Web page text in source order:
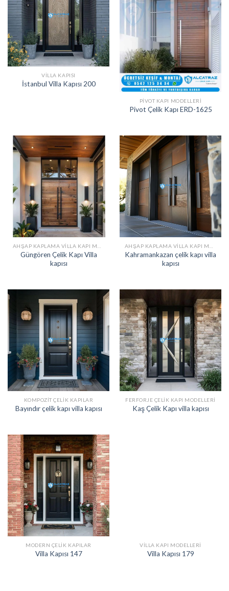
VILLA KAPISI
İstanbul Villa Kapısı 200
PIVOT KAPI MODELLERI
Pivot Çelik Kapı ERD-1625
Güngören Çelik Kapı Villa
kapısı
Kahramankazan çelik kapı villa
kapısı
KOMPOZIT ÇELIK KAPILAR
Bayındır çelik kapı villa kapısı
FERFORJE ÇELIK KAPI MODELLERI
Kaş Çelik Kapı villa kapısı
MODERN ÇELIK KAPILAR
Villa Kapısı 147
VILLA KAPI MODELLERI
Villa Kapısı 179